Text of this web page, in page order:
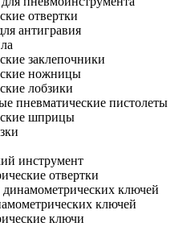
отвертки
антигравия
заклепочники
ножницы
лобзики
пневматические пистолеты
шприцы
инструмент
отвертки
динамометрических ключей
ключей
ключи